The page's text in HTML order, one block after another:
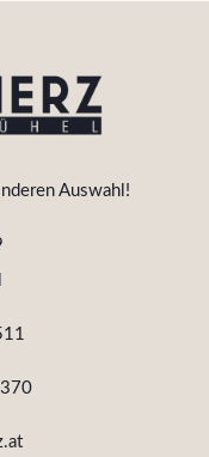
Auswahl!